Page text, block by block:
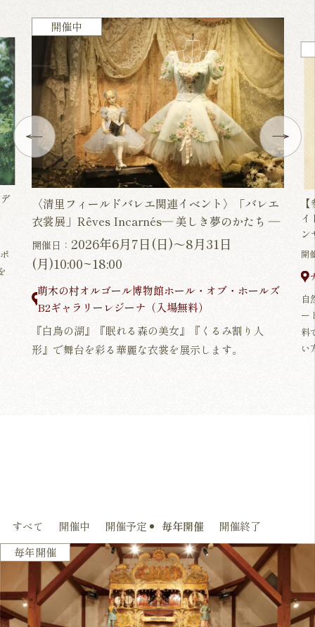
開催中
〈清里フィールドバレエ関連イベント〉「バレエ
衣裳展」Rêves Incarnés― 美しき夢のかたち ―
開催日： 2026年6月7日(日)～8月31日
(月)10:00~18:00
萌木の村オルゴール博物館ホール・オブ・ホールズ
B2ギャラリーレジーナ（入場無料）
『白鳥の湖』『眠れる森の美女』『くるみ割り人
形』で舞台を彩る華麗な衣裳を展示します。
イ
ン
開
自
ー
料
い
すべて 開催中 開催予定 毎年開催
開催終了
開催予定
毎年開催